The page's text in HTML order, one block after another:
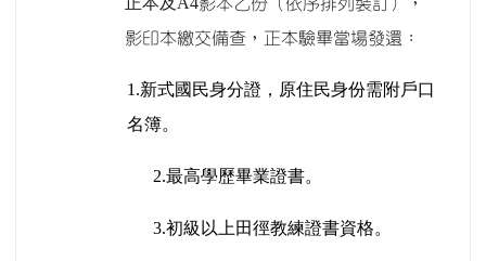
影印本繳交備查，正本驗畢當場發還：
1.新式國民身分證，原住民身份需附戶口
名簿。
2.最高學歷畢業證書。
3.初級以上田徑教練證書資格。